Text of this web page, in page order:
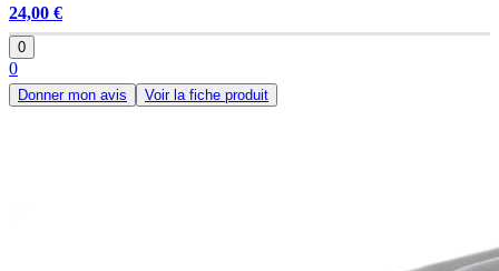
24,00 €
0
0
Donner mon avis Voir la fiche produit